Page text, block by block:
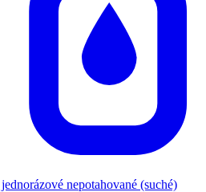
nepotahované (suché)